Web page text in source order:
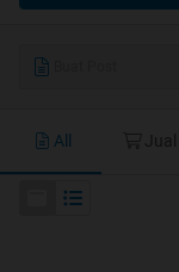
All Jual